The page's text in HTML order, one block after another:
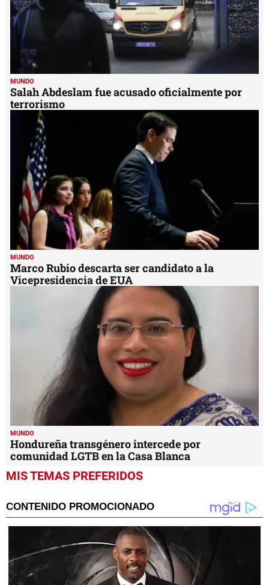
MUNDO
Salah Abdeslam fue acusado oficialmente por
terrorismo
MUNDO
Marco Rubio descarta ser candidato a la
Vicepresidencia de EUA
MUNDO
Hondureña transgénero intercede por
comunidad LGTB en la Casa Blanca
MIS TEMAS PREFERIDOS